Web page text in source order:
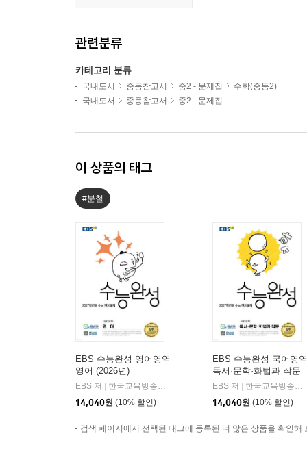
관련분류
카테고리 분류
국내도서 중등참고서 중2 - 문제집
수학(중등2)
국내도서
중등참고서 중2 - 문제집
이 상품의 태그
#분철
EBS 수능완성 영어영역
영어 (2026년)
EBS 저
한국교육방송공사
14,040원 (10% 할인)
EBS 수능완성 국어영역
독서·문학·화법과 작문
(2026년)
EBS 저
한국교육방송공사
14,040원 (10% 할인)
검색 페이지에서 선택된 태그에 등록된 더 많은 상품을 확인해